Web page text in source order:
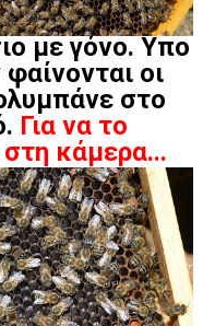
με γόνο. Υπο
οι
στο
Για να το
κάμερα...